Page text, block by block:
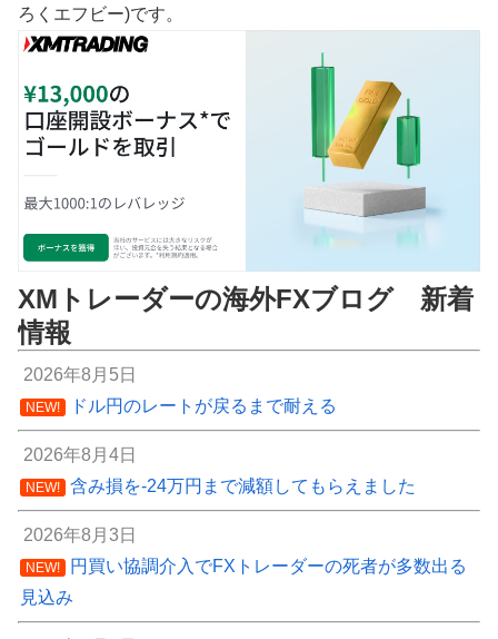
ろくエフビー)です。
XMトレーダーの海外FXブログ 新着
情報
2026年8月5日
NEW! ドル円のレートが戻るまで耐える
2026年8月4日
NEW! 含み損を-24万円まで減額してもらえました
2026年8月3日
NEW!
円買い協調介入でFXトレーダーの死者が多数出る
見込み